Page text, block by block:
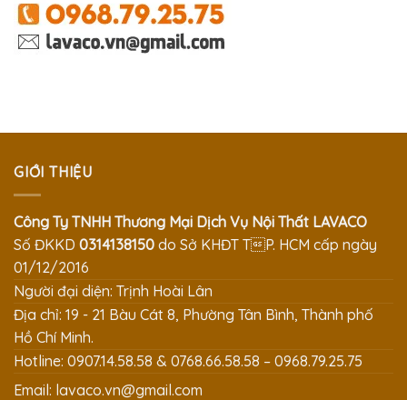
GIỚI THIỆU
Công Ty TNHH Thương Mại Dịch Vụ Nội Thất LAVACO
Số ĐKKD 0314138150 do Sở KHĐT TP. HCM cấp ngày
01/12/2016
Người đại diện: Trịnh Hoài Lân
Địa chỉ: 19 - 21 Bàu Cát 8, Phường Tân Bình, Thành phố
Hồ Chí Minh.
Hotline: 0907.14.58.58 & 0768.66.58.58 – 0968.79.25.75
Email: lavaco.vn@gmail.com